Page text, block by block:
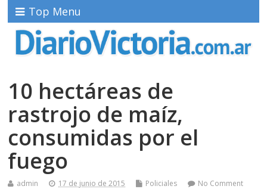
Top Menu
10 hectáreas de
rastrojo de maíz,
consumidas por el
fuego
admin 17 de junio de 2015 Policiales No Comment